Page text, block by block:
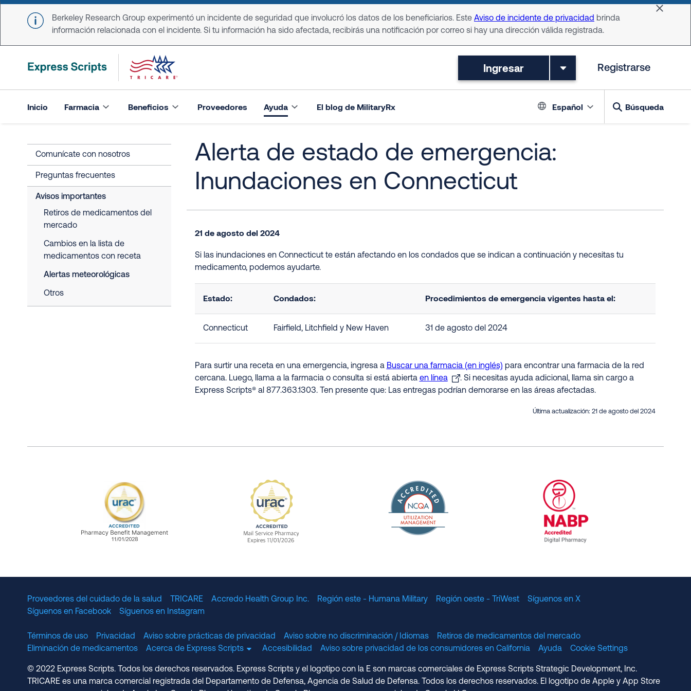
Skip to main content
Berkeley Research Group experimentó un incidente de seguridad que involucró los datos de los beneficiarios. Este Aviso de incidente de privacidad brinda
información relacionada con el incidente. Si tu información ha sido afectada, recibirás una notificación por correo si hay una dirección válida registrada.
Dismiss
Ingresar Registrarse
Inicio Farmacia Beneficios Proveedores Ayuda El blog de MilitaryRx Language
Español Búsqueda
Comunícate con nosotros
Preguntas frecuentes
Avisos importantes
Retiros de medicamentos del
mercado
Cambios en la lista de
medicamentos con receta
Alertas meteorológicas
Otros
Alerta de estado de emergencia:
Inundaciones en Connecticut
21 de agosto del 2024
Si las inundaciones en Connecticut te están afectando en los condados que se indican a continuación y necesitas tu
medicamento, podemos ayudarte.
Estado: Condados: Procedimientos de emergencia vigentes hasta el:
Connecticut Fairfield, Litchfield y New Haven 31 de agosto del 2024
Para surtir una receta en una emergencia, ingresa a Buscar una farmacia (en inglés) para encontrar una farmacia de la red
cercana. Luego, llama a la farmacia o consulta si está abierta en línea
. Si necesitas ayuda adicional, llama sin cargo a
Express Scripts® al 877.363.1303. Ten presente que: Las entregas podrían demorarse en las áreas afectadas.
Última actualización: 21 de agosto del 2024
Proveedores del cuidado de la salud TRICARE Accredo Health Group Inc. Región este - Humana Military Región oeste - TriWest
Síguenos en X
Síguenos en Facebook
Síguenos en Instagram
Términos de uso Privacidad Aviso sobre prácticas de privacidad Aviso sobre no discriminación / Idiomas
Retiros de medicamentos del mercado
Eliminación de medicamentos
Acerca de Express Scripts Accesibilidad Aviso sobre privacidad de los consumidores en California Ayuda Cookie Settings
© 2022 Express Scripts. Todos los derechos reservados. Express Scripts y el logotipo con la E son marcas comerciales de Express Scripts Strategic Development, Inc.
TRICARE es una marca comercial registrada del Departamento de Defensa, Agencia de Salud de Defensa. Todos los derechos reservados. El logotipo de Apple y App Store